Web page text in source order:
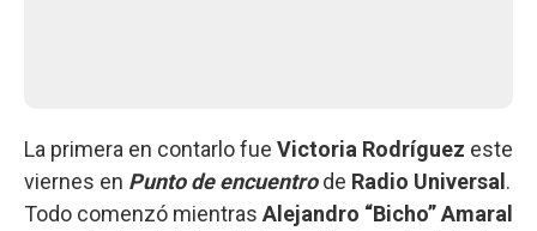
La primera en contarlo fue Victoria Rodríguez este
viernes en Punto de encuentrode Radio Universal .
Todo comenzó mientras Alejandro “Bicho” Amaral